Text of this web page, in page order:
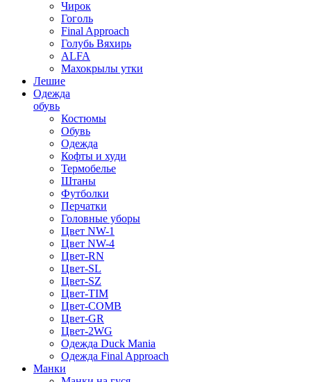
Чирок
Гоголь
Final Approach
Голубь Вяхирь
ALFA
Махокрылы утки
Лешие
Одежда
обувь
Костюмы
Обувь
Одежда
Кофты и худи
Термобелье
Штаны
Футболки
Перчатки
Головные уборы
Цвет NW-1
Цвет NW-4
Цвет-RN
Цвет-SL
Цвет-SZ
Цвет-TIM
Цвет-COMB
Цвет-GR
Цвет-2WG
Одежда Duck Mania
Одежда Final Approach
Манки